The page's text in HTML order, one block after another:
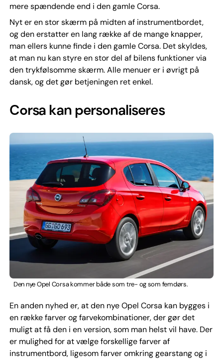
mere spændende end i den gamle Corsa.
Nyt er en stor skærm på midten af instrumentbordet,
og den erstatter en lang række af de mange knapper,
man ellers kunne finde i den gamle Corsa. Det skyldes,
at man nu kan styre en stor del af bilens funktioner via
den trykfølsomme skærm. Alle menuer er i øvrigt på
dansk, og det gør betjeningen ret enkel.
Corsa kan personaliseres
Den nye Opel Corsa kommer både som tre- og som femdørs.
En anden nyhed er, at den nye Opel Corsa kan bygges i
en række farver og farvekombinationer, der gør det
muligt at få den i en version, som man helst vil have. Der
er mulighed for at vælge forskellige farver af
instrumentbord, ligesom farver omkring gearstang og i